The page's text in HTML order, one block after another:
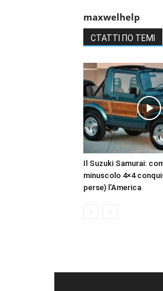
maxwelhelp
СТАТТІ ПО ТЕМІ
Il Suzuki Samurai:
minuscolo 4×4
perse) l’America